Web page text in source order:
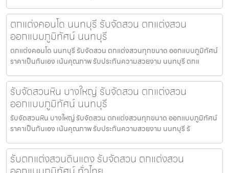
ตกแต่งคอนโด นนทบุรี รับจัดสวน ตกแต่งสวน
ออกแบบภูมิทัศน์ นนทบุรี
ตกแต่งคอนโด นนทบุรี รับจัดสวน ตกแต่งสวนทุกขนาด ออกแบบภูมิทัศน์
ราคาเป็นกันเอง เน้นคุณภาพ รับประกันความสวยงาม นนทบุรี ตกแ
รับจัดสวนหิน บางใหญ่ รับจัดสวน ตกแต่งสวน
ออกแบบภูมิทัศน์ นนทบุรี
รับจัดสวนหิน บางใหญ่ รับจัดสวน ตกแต่งสวนทุกขนาด ออกแบบภูมิทัศน์
ราคาเป็นกันเอง เน้นคุณภาพ รับประกันความสวยงาม นนทบุรี รั
รับตกแต่งสวนดินแดง รับจัดสวน ตกแต่งสวน